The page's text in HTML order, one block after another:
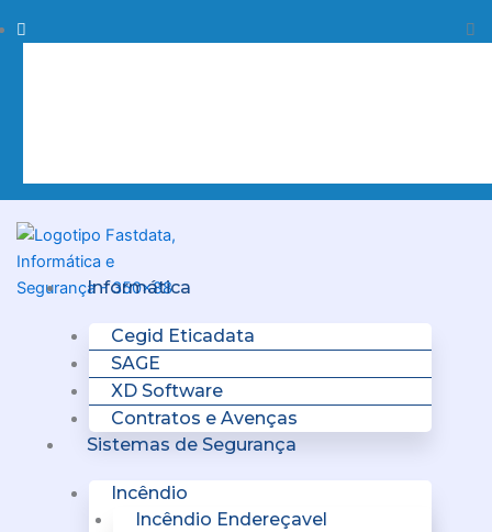
to
Procurar
Informática
Cegid Eticadata
SAGE
XD Software
Contratos e Avenças
Sistemas de Segurança
Incêndio
Incêndio Endereçavel
Menu